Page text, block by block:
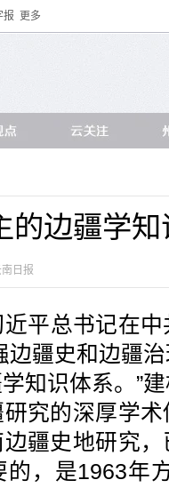
报 更多
的边疆学
日报
平总书记在
边疆史和边疆
知识体系。”
究的深厚学
疆史地研究
，是1963年